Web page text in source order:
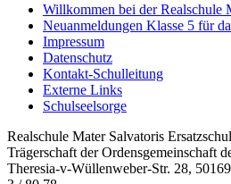
Willkommen bei der Realschule
Neuanmeldungen Klasse 5 für
Impressum
Datenschutz
Kontakt-Schulleitung
Externe Links
Schulseelsorge
Realschule Mater Salvatoris
Trägerschaft der Ordensgemeinschaft
Theresia-v-Wüllenweber-Str. 28,